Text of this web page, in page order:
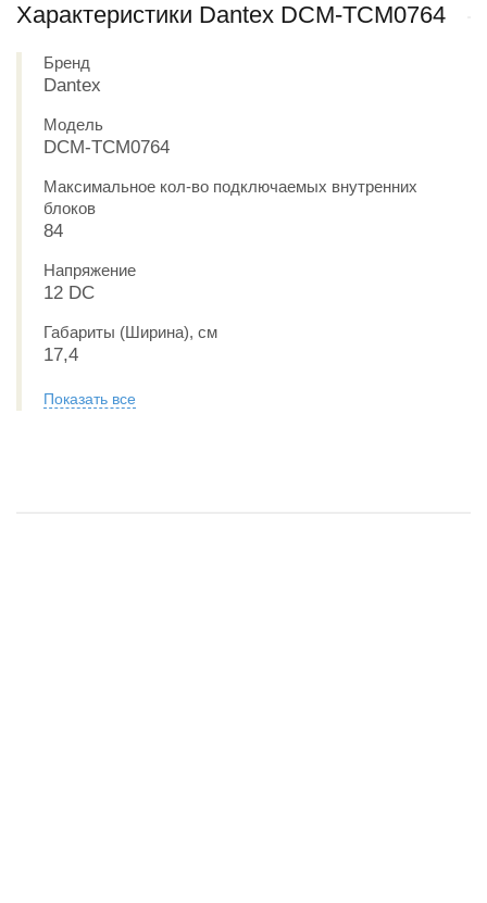
Характеристики Dantex DCM-TCM0764
Бренд
Dantex
Модель
DCM-TCM0764
Максимальное кол-во подключаемых внутренних
блоков
84
Напряжение
12 DC
Габариты (Ширина), см
17,4
Показать все